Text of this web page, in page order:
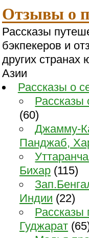
Отзывы о
Рассказы
бэкпекеров и
других странах
Азии
Рассказы о
Рассказы
(60)
Джамму-
Панджаб,
Бихар (115)
Индии (22)
Рассказы
Гуджарат